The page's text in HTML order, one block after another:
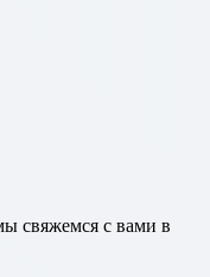
свяжемся с вами в